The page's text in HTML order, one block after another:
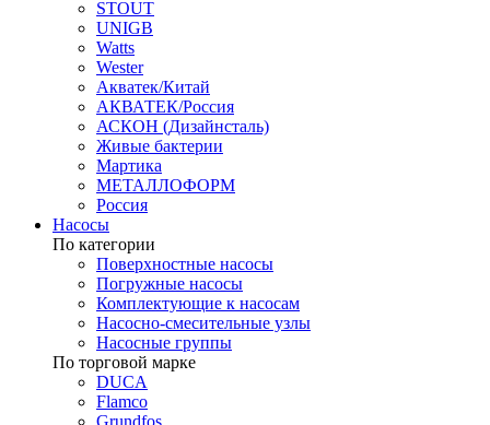
STOUT
UNIGB
Watts
Wester
Акватек/Китай
АКВАТЕК/Россия
АСКОН (Дизайнсталь)
Живые бактерии
Мартика
МЕТАЛЛОФОРМ
Россия
Насосы
По категории
Поверхностные насосы
Погружные насосы
Комплектующие к насосам
Насосно-смесительные узлы
Насосные группы
По торговой марке
DUCA
Flamco
Grundfos